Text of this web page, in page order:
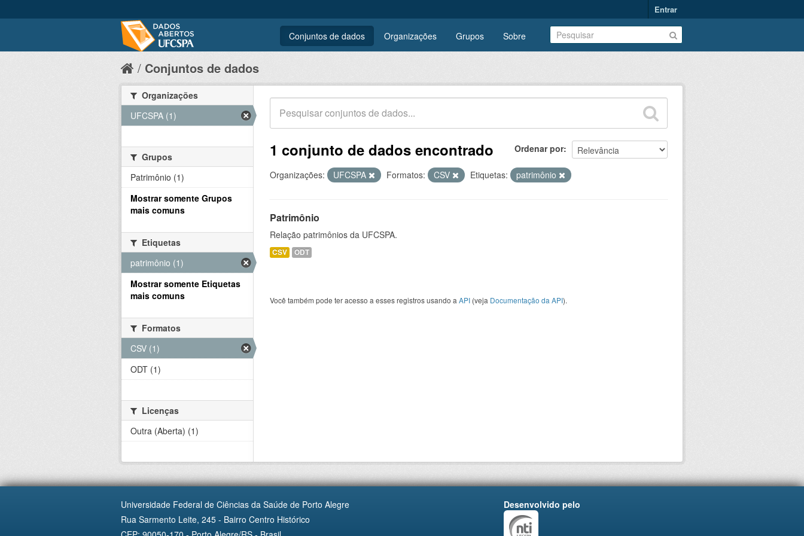
Entrar
Conjuntos de dados Organizações Grupos Sobre
Conjuntos de dados
Ordenar por
1 conjunto de dados encontrado
Organizações: UFCSPA Formatos: CSV Etiquetas: patrimônio
Patrimônio
Relação patrimônios da UFCSPA.
CSV ODT
Você também pode ter acesso a esses registros usando a API (veja Documentação da API).
Organizações
UFCSPA (1)
Grupos
Patrimônio (1)
Mostrar somente Grupos
mais comuns
Etiquetas
patrimônio (1)
Mostrar somente Etiquetas
mais comuns
Formatos
CSV (1)
ODT (1)
Licenças
Outra (Aberta) (1)
Universidade Federal de Ciências da Saúde de Porto Alegre
Rua Sarmento Leite, 245 - Bairro Centro Histórico
Desenvolvido pelo